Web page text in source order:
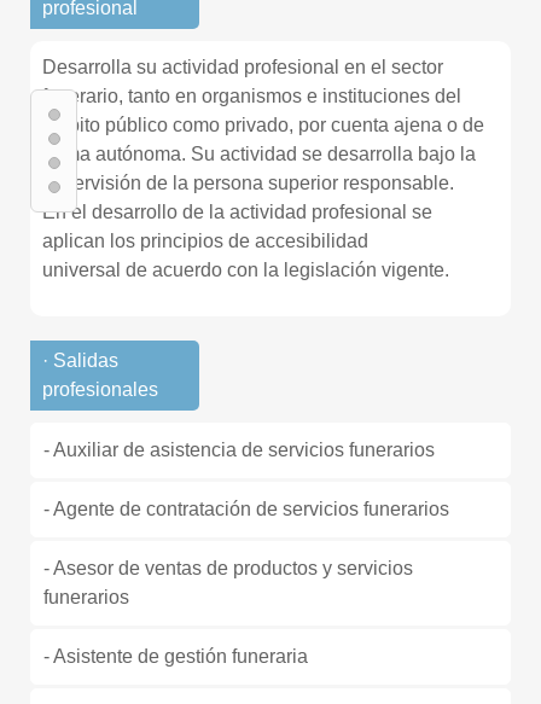
profesional
Desarrolla su actividad profesional en el sector
funerario, tanto en organismos e instituciones del
ámbito público como privado, por cuenta ajena o de
forma autónoma. Su actividad se desarrolla bajo la
supervisión de la persona superior responsable.
En el desarrollo de la actividad profesional se
aplican los principios de accesibilidad
universal de acuerdo con la legislación vigente.
· Salidas
profesionales
- Auxiliar de asistencia de servicios funerarios
- Agente de contratación de servicios funerarios
- Asesor de ventas de productos y servicios
funerarios
- Asistente de gestión funeraria